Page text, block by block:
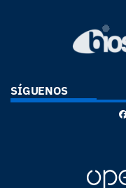
SÍGUENOS